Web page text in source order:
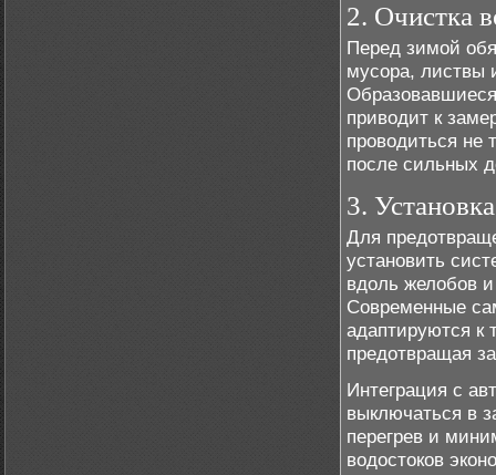
2. Очистка
Перед зимой
мусора, листвы
приводит к
проводиться не
после сильных
3.
Для
установить
вдоль желобов
Современные
адаптируются к
предотвращая
Интеграция с
выключаться в
перегрев и
водостоков